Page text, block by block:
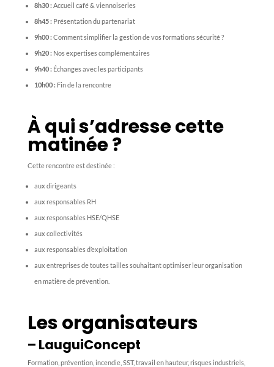
8h30 : Accueil café & viennoiseries
8h45 : Présentation du partenariat
9h00 : Comment simplifier la gestion de vos formations sécurité ?
9h20 : Nos expertises complémentaires
9h40 : Échanges avec les participants
10h00 : Fin de la rencontre
À qui s’adresse cette
matinée ?
Cette rencontre est destinée :
aux dirigeants
aux responsables RH
aux responsables HSE/QHSE
aux collectivités
aux responsables d’exploitation
aux entreprises de toutes tailles souhaitant optimiser leur organisation
en matière de prévention.
Les organisateurs
– LauguiConcept
Formation, prévention, incendie, SST, travail en hauteur, risques industriels,